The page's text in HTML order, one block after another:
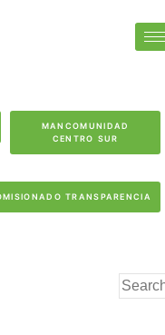
MANCOMUNIDAD
CENTRO SUR
TRANSPARENCIA